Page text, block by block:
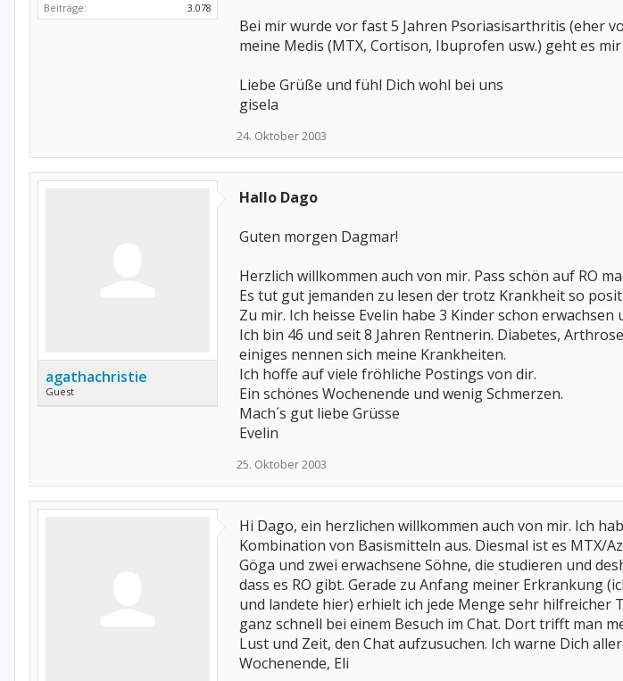
Beiträge:
3.078
Bei mir wurde vor fast 5 Jahren Psoriasisarthritis (eher
meine Medis (MTX, Cortison, Ibuprofen usw.) geht es
Liebe Grüße und fühl Dich wohl bei uns
gisela
24. Oktober 2003
agathachristie
Guest
Hallo Dago
Guten morgen Dagmar!
Herzlich willkommen auch von mir. Pass schön auf RO
Es tut gut jemanden zu lesen der trotz Krankheit so
Zu mir. Ich heisse Evelin habe 3 Kinder schon erwachsen
Ich bin 46 und seit 8 Jahren Rentnerin. Diabetes,
einiges nennen sich meine Krankheiten.
Ich hoffe auf viele fröhliche Postings von dir.
Ein schönes Wochenende und wenig Schmerzen.
Mach´s gut liebe Grüsse
Evelin
25. Oktober 2003
Hi Dago, ein herzlichen willkommen auch von mir. Ich
Kombination von Basismitteln aus. Diesmal ist es MTX/
Göga und zwei erwachsene Söhne, die studieren und
dass es RO gibt. Gerade zu Anfang meiner Erkrankung
und landete hier) erhielt ich jede Menge sehr hilfreicher
ganz schnell bei einem Besuch im Chat. Dort trifft man
Lust und Zeit, den Chat aufzusuchen. Ich warne Dich
Wochenende, Eli